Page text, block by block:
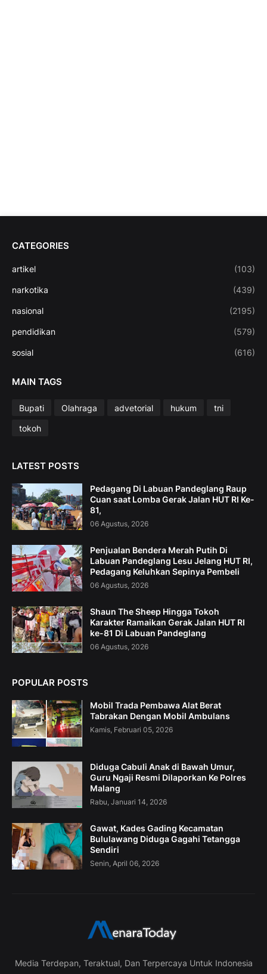
CATEGORIES
artikel (103)
narkotika (439)
nasional (2195)
pendidikan (579)
sosial (616)
MAIN TAGS
Bupati Olahraga advetorial hukum
tni
tokoh
LATEST POSTS
Pedagang Di Labuan Pandeglang Raup
Cuan saat Lomba Gerak Jalan HUT RI Ke-
81,
06 Agustus, 2026
Penjualan Bendera Merah Putih Di
Labuan Pandeglang Lesu Jelang HUT RI,
Pedagang Keluhkan Sepinya Pembeli
06 Agustus, 2026
Shaun The Sheep Hingga Tokoh
Karakter Ramaikan Gerak Jalan HUT RI
ke-81 Di Labuan Pandeglang
06 Agustus, 2026
POPULAR POSTS
Mobil Trada Pembawa Alat Berat
Tabrakan Dengan Mobil Ambulans
Kamis, Februari 05, 2026
Diduga Cabuli Anak di Bawah Umur,
Guru Ngaji Resmi Dilaporkan Ke Polres
Malang
Rabu, Januari 14, 2026
Gawat, Kades Gading Kecamatan
Bululawang Diduga Gagahi Tetangga
Sendiri
Senin, April 06, 2026
Media Terdepan, Teraktual, Dan Terpercaya Untuk Indonesia